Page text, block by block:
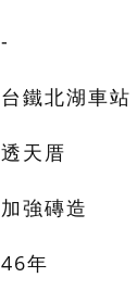
-
台鐵北湖車站
透天厝
加強磚造
46年